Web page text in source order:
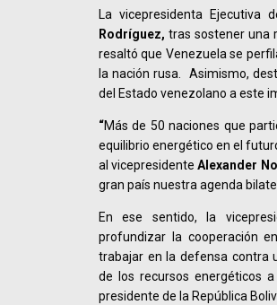
La vicepresidenta Ejecutiva
Rodríguez, tras sostener una
resaltó que Venezuela se
la nación rusa. Asimismo,
del Estado venezolano a este
“Más de 50 naciones que
equilibrio energético en el
al vicepresidenteAlexander
gran país nuestra agenda
En ese sentido, la
profundizar la cooperación
trabajar en la defensa contra
de los recursos energéticos
presidente de la República